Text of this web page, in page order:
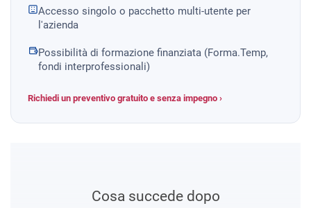
Accesso singolo o pacchetto multi-utente per
l'azienda
Possibilità di formazione finanziata (Forma.Temp,
fondi interprofessionali)
Richiedi un preventivo gratuito e senza impegno ›
Cosa succede dopo